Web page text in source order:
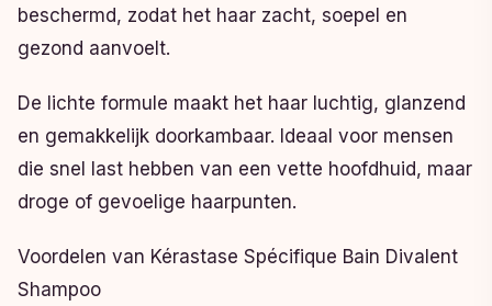
beschermd, zodat het haar zacht, soepel en
gezond aanvoelt.
De lichte formule maakt het haar luchtig, glanzend
en gemakkelijk doorkambaar. Ideaal voor mensen
die snel last hebben van een vette hoofdhuid, maar
droge of gevoelige haarpunten.
Voordelen van Kérastase Spécifique Bain Divalent
Shampoo